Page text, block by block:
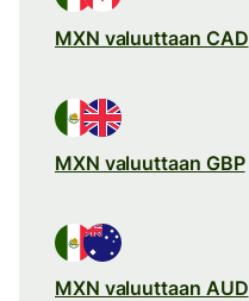
MXN valuuttaan CAD
MXN valuuttaan GBP
MXN valuuttaan AUD